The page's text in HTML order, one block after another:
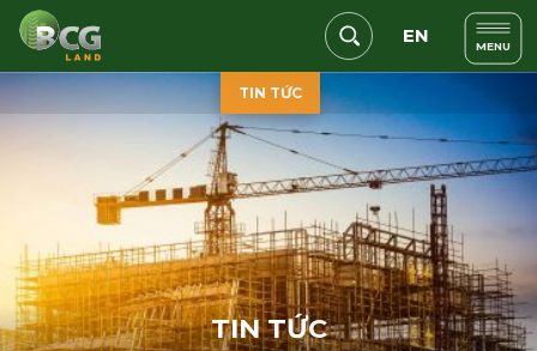
EN MENU
TIN TỨC
TIN TỨC
ĐĂNG KÝ NHẬN TIN